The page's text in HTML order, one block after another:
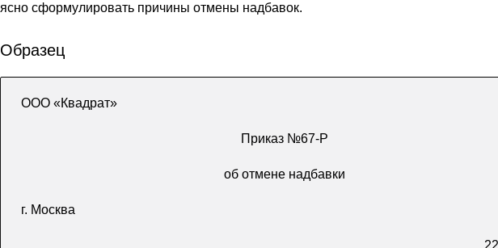
ясно сформулировать причины отмены надбавок.
Образец
ООО «Квадрат»
Приказ №67-Р
об отмене надбавки
г. Москва